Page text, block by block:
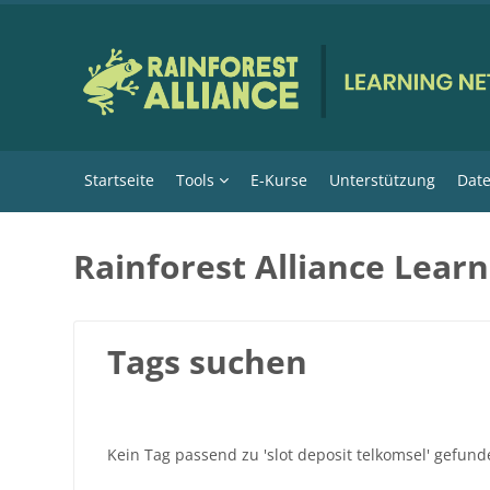
Startseite Tools E-Kurse Unterstützung
Rainforest Alliance
Tags suchen
Kein Tag passend zu 'slot deposit telkomsel'